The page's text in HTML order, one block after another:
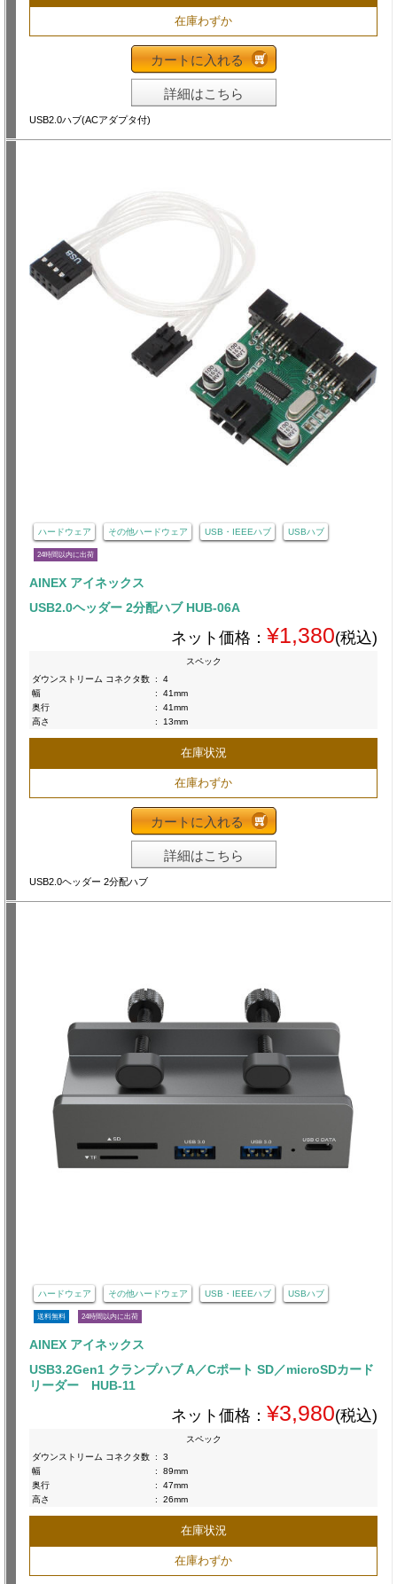
在庫わずか
カートに入れる
詳細はこちら
USB2.0ハブ(ACアダプタ付)
ハードウェア その他ハードウェア USB・IEEEハブ USBハブ
24時間以内に出荷
AINEX アイネックス
USB2.0ヘッダー 2分配ハブ HUB-06A
ネット価格： ¥1,380(税込)
スペック
ダウンストリーム コネクタ数 :
4
幅
:
41mm
奥行
:
41mm
高さ
: 13mm
在庫状況
在庫わずか
カートに入れる
詳細はこちら
USB2.0ヘッダー 2分配ハブ
ハードウェア その他ハードウェア USB・IEEEハブ USBハブ
送料無料 24時間以内に出荷
AINEX アイネックス
USB3.2Gen1 クランプハブ A／Cポート SD／microSDカード
リーダー HUB-11
ネット価格： ¥3,980(税込)
スペック
ダウンストリーム コネクタ数 :
3
幅
:
89mm
奥行
:
47mm
高さ
: 26mm
在庫状況
在庫わずか